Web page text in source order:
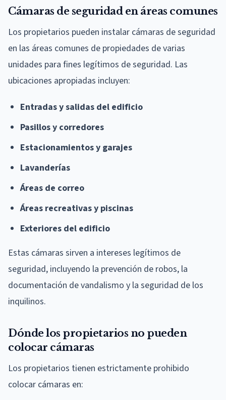
Cámaras de seguridad en áreas comunes
Los propietarios pueden instalar cámaras de seguridad
en las áreas comunes de propiedades de varias
unidades para fines legítimos de seguridad. Las
ubicaciones apropiadas incluyen:
Entradas y salidas del edificio
Pasillos y corredores
Estacionamientos y garajes
Lavanderías
Áreas de correo
Áreas recreativas y piscinas
Exteriores del edificio
Estas cámaras sirven a intereses legítimos de
seguridad, incluyendo la prevención de robos, la
documentación de vandalismo y la seguridad de los
inquilinos.
Dónde los propietarios no pueden
colocar cámaras
Los propietarios tienen estrictamente prohibido
colocar cámaras en: